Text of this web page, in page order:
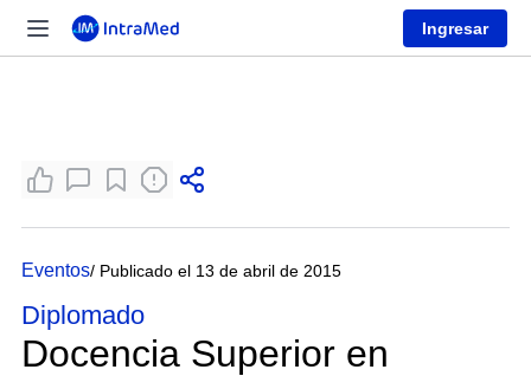
Ingresar
Eventos/ Publicado el 13 de abril de 2015
Diplomado
Docencia Superior en